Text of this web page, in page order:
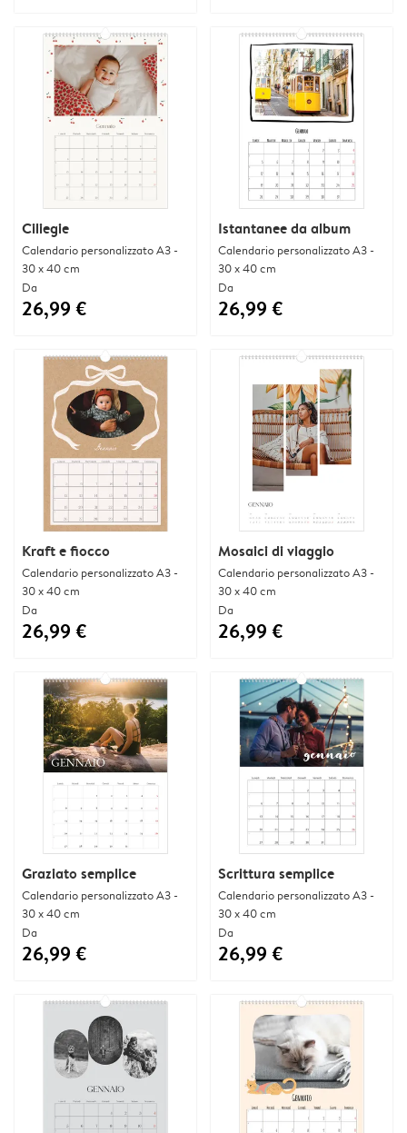
Ciliegie
Calendario personalizzato A3 -
30 x 40 cm
Da
26,99 €
Istantanee da album
Calendario personalizzato A3 -
30 x 40 cm
Da
26,99 €
Kraft e fiocco
Calendario personalizzato A3 -
30 x 40 cm
Da
26,99 €
Mosaici di viaggio
Calendario personalizzato A3 -
30 x 40 cm
Da
26,99 €
Graziato semplice
Calendario personalizzato A3 -
30 x 40 cm
Da
26,99 €
Scrittura semplice
Calendario personalizzato A3 -
30 x 40 cm
Da
26,99 €